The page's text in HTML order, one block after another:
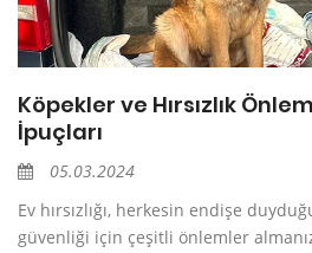
Köpekler ve Hırsızlık
İpuçları
05.03.2024
Ev hırsızlığı, herkesin endişe
güvenliği için çeşitli önlemler